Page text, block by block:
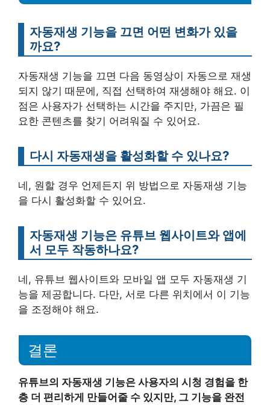
자동재생 기능을 끄면 어떤 변화가 있을
까요?
자동재생 기능을 끄면 다음 동영상이 자동으로 재생
되지 않기 때문에, 직접 선택하여 재생해야 해요. 이
점은 사용자가 선택하는 시간을 주지만, 가끔은 필
요한 콘텐츠를 찾기 어려워질 수 있어요.
다시 자동재생을 활성화할 수 있나요?
네, 원할 경우 언제든지 위 방법으로 자동재생 기능
을 다시 활성화할 수 있어요.
자동재생 기능은 유튜브 웹사이트와 앱에
서 모두 작동하나요?
네, 유튜브 웹사이트와 모바일 앱 모두 자동재생 기
능을 제공합니다. 다만, 서로 다른 위치에서 이 기능
을 조정해야 해요.
결론
유튜브의 자동재생 기능은 사용자의 시청 경험을 한
층 더 편리하게 만들어줄 수 있지만, 그 기능을 완전